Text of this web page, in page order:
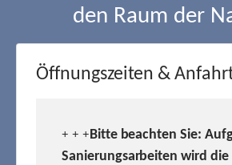
den Raum der
Öffnungszeiten &
+ + +Bitte beachten Sie:
Sanierungsarbeiten wird die